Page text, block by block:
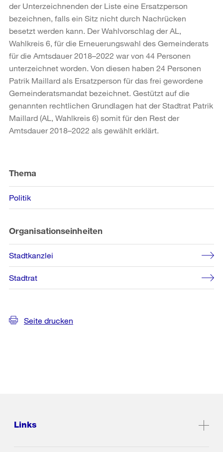
der Unterzeichnenden der Liste eine Ersatzperson
bezeichnen, falls ein Sitz nicht durch Nachrücken
besetzt werden kann. Der Wahlvorschlag der AL,
Wahlkreis 6, für die Erneuerungswahl des Gemeinderats
für die Amtsdauer 2018–2022 war von 44 Personen
unterzeichnet worden. Von diesen haben 24 Personen
Patrik Maillard als Ersatzperson für das frei gewordene
Gemeinderatsmandat bezeichnet. Gestützt auf die
genannten rechtlichen Grundlagen hat der Stadtrat Patrik
Maillard (AL, Wahlkreis 6) somit für den Rest der
Amtsdauer 2018–2022 als gewählt erklärt.
Informationen
Thema
Politik
Organisationseinheiten
Stadtkanzlei
Stadtrat
Seite drucken
Links